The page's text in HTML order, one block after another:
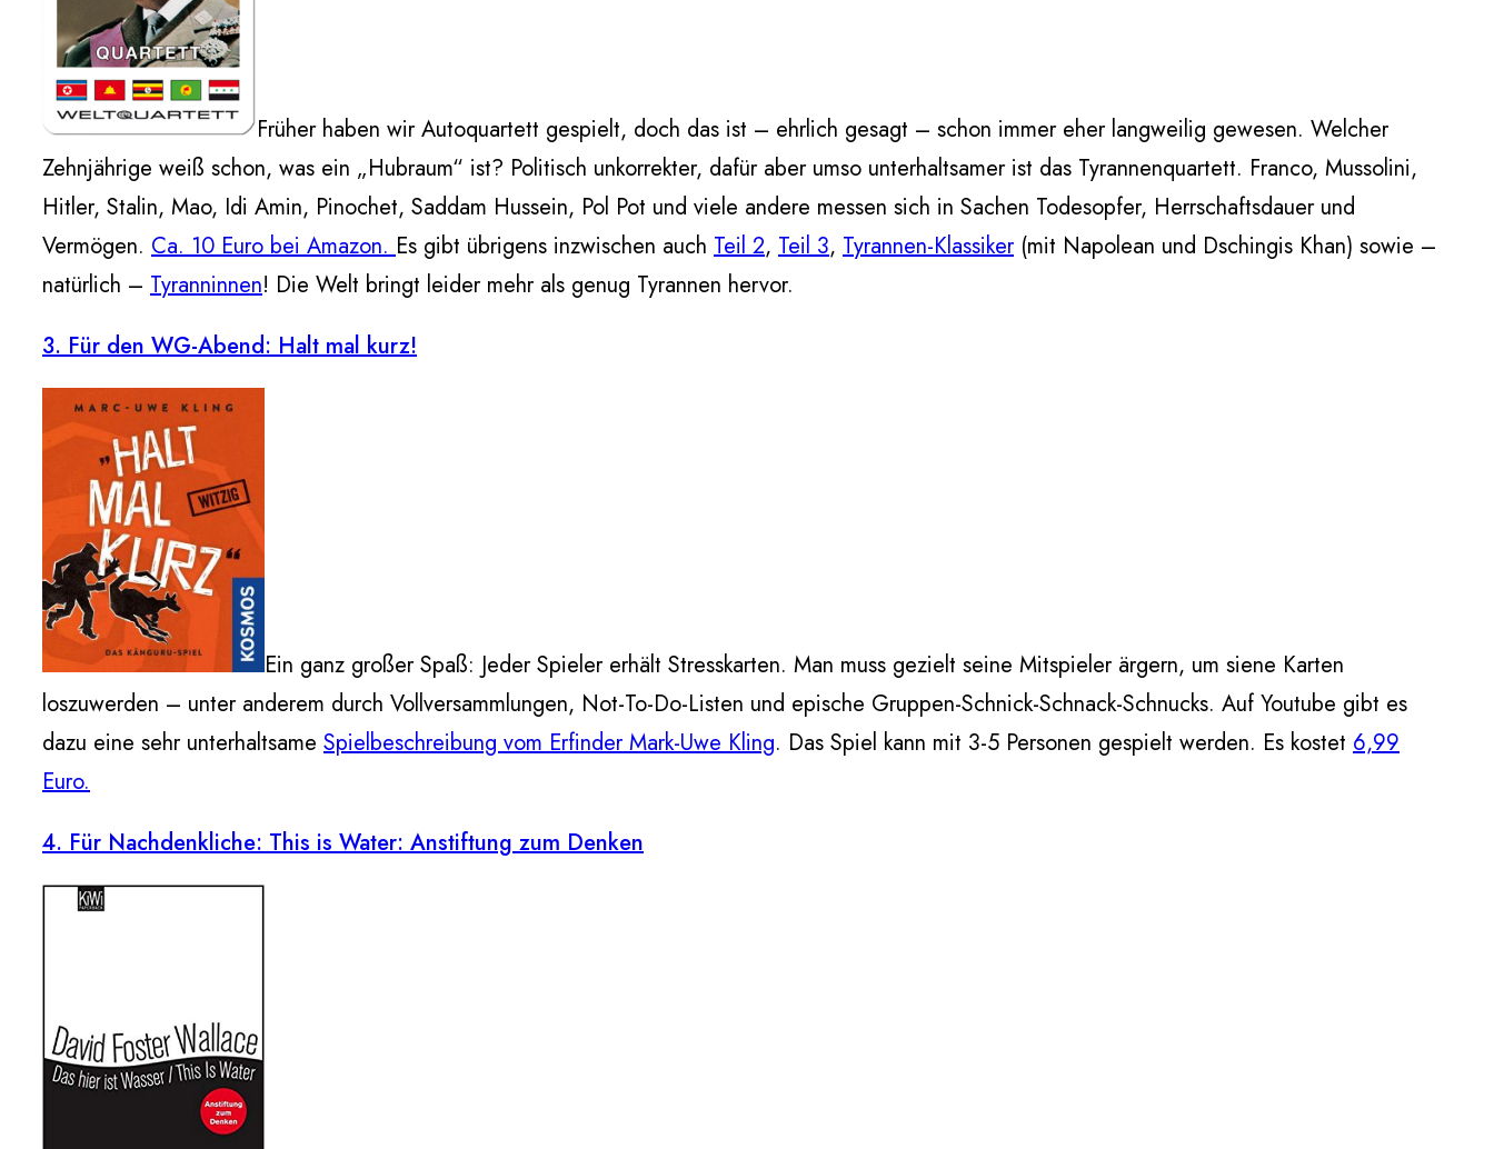
Früher haben wir Autoquartett gespielt, doch das ist – ehrlich gesagt – schon immer eher langweilig gewesen. Welcher
Zehnjährige weiß schon, was ein „Hubraum“ ist? Politisch unkorrekter, dafür aber umso unterhaltsamer ist das Tyrannenquartett. Franco, Mussolini,
Hitler, Stalin, Mao, Idi Amin, Pinochet, Saddam Hussein, Pol Pot und viele andere messen sich in Sachen Todesopfer, Herrschaftsdauer und
Vermögen. Ca. 10 Euro bei Amazon.Es gibt übrigens inzwischen auch Teil 2, Teil 3, Tyrannen-Klassiker(mit Napolean und Dschingis Khan) sowie –
natürlich – Tyranninnen! Die Welt bringt leider mehr als genug Tyrannen hervor.
3. Für den WG-Abend: Halt mal kurz!
Ein ganz großer Spaß: Jeder Spieler erhält Stresskarten. Man muss gezielt seine Mitspieler ärgern, um siene Karten
loszuwerden – unter anderem durch Vollversammlungen, Not-To-Do-Listen und epische Gruppen-Schnick-Schnack-Schnucks. Auf Youtube gibt es
dazu eine sehr unterhaltsame Spielbeschreibung vom Erfinder Mark-Uwe Kling. Das Spiel kann mit 3-5 Personen gespielt werden. Es kostet 6,99
Euro.
4. Für Nachdenkliche: This is Water: Anstiftung zum Denken